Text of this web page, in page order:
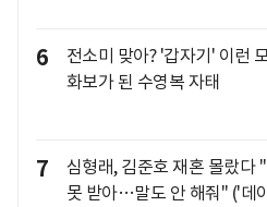
6
전소미 맞아? '갑자기' 이런
화보가 된 수영복 자태
7
심형래, 김준호 재혼 몰랐다
못 받아…말도 안 해줘" ('데